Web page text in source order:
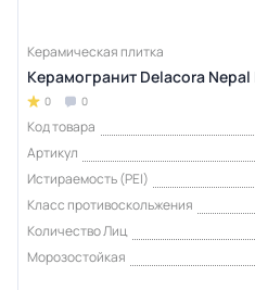
Керамическая плитка
Керамогранит Delacora Nepal
0 0
Код товара
Артикул
Истираемость (PEI)
Класс противоскольжения
Количество Лиц
Морозостойкая